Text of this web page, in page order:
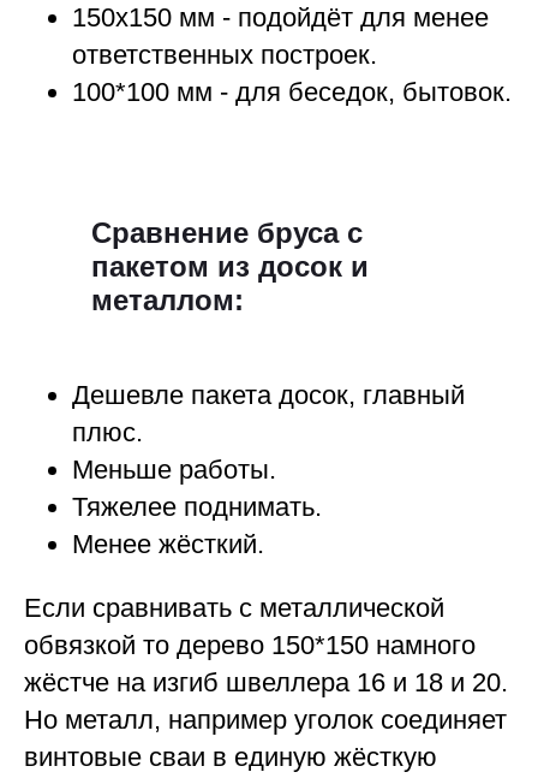
150х150 мм - подойдёт для менее
ответственных построек.
100*100 мм - для беседок, бытовок.
Сравнение бруса с
пакетом из досок и
металлом:
Дешевле пакета досок, главный
плюс.
Меньше работы.
Тяжелее поднимать.
Менее жёсткий.
Если сравнивать с металлической
обвязкой то дерево 150*150 намного
жёстче на изгиб швеллера 16 и 18 и 20.
Но металл, например уголок соединяет
винтовые сваи в единую жёсткую